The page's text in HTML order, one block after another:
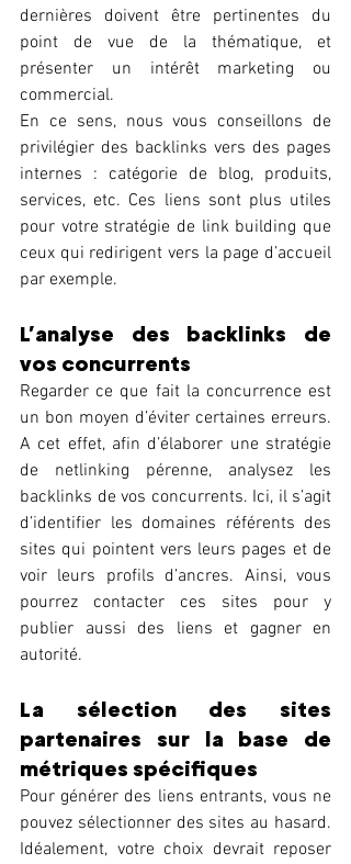
dernières doivent être pertinentes du
point de vue de la thématique, et
présenter un intérêt marketing ou
commercial.
En ce sens, nous vous conseillons de
privilégier des backlinks vers des pages
internes : catégorie de blog, produits,
services, etc. Ces liens sont plus utiles
pour votre stratégie de link building que
ceux qui redirigent vers la page d’accueil
par exemple.
L’analyse des backlinks de
vos concurrents
Regarder ce que fait la concurrence est
un bon moyen d’éviter certaines erreurs.
A cet effet, afin d’élaborer une stratégie
de netlinking pérenne, analysez les
backlinks de vos concurrents. Ici, il s’agit
d’identifier les domaines référents des
sites qui pointent vers leurs pages et de
voir leurs profils d’ancres. Ainsi, vous
pourrez contacter ces sites pour y
publier aussi des liens et gagner en
autorité.
La sélection des sites
partenaires sur la base de
métriques spécifiques
Pour générer des liens entrants, vous ne
pouvez sélectionner des sites au hasard.
Idéalement, votre choix devrait reposer